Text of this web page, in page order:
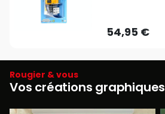
54,95 €
Rougier & vous
Vos créations graphiques